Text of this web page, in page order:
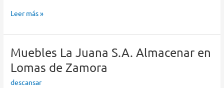
Pampa
S.A.
en
Lomas
de
Leer más »
Muebles La Juana S.A.Almacenar en
Lomas de Zamora
descansar